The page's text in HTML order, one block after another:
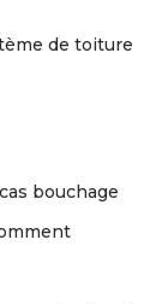
de toiture
bouchage